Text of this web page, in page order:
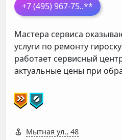
+7 (495) 967-75..**
Мастера сервиса
услуги по ремонту
работает сервисный
актуальные цены при
Мытная ул., 48